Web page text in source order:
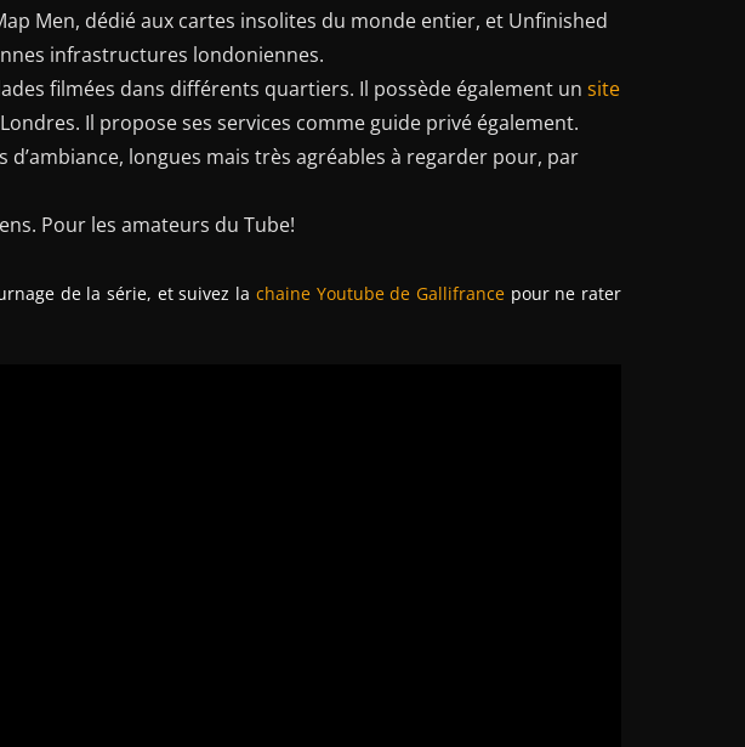
Men, dédié aux cartes insolites du monde entier, et Unfinished
infrastructures londoniennes.
filmées dans différents quartiers. Il possède également un site
Il propose ses services comme guide privé également.
longues mais très agréables à regarder pour, par
Pour les amateurs du Tube!
de la série, et suivez la chaine Youtube de Gallifrancepour ne rater